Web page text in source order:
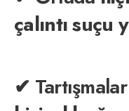
çalıntı suçu
✔